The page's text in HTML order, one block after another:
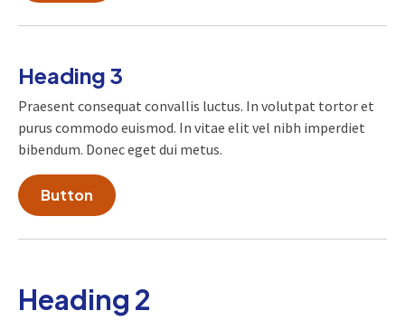
Heading 3
Praesent consequat convallis luctus. In volutpat tortor et
purus commodo euismod. In vitae elit vel nibh imperdiet
bibendum. Donec eget dui metus.
Button
Heading 2